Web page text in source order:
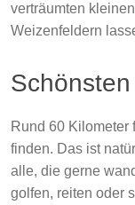
verträumten
Weizenfeldern
Rund 60 Kilometer
finden. Das ist
alle, die gerne
golfen, reiten oder